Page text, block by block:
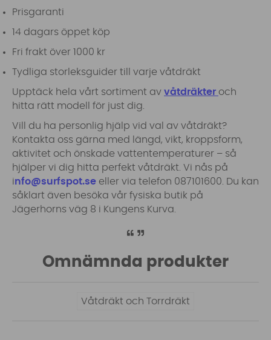
Prisgaranti
14 dagars öppet köp
Fri frakt över 1000 kr
Tydliga storleksguider till varje våtdräkt
Upptäck hela vårt sortiment av våtdräkter och
hitta rätt modell för just dig.
Vill du ha personlig hjälp vid val av våtdräkt?
Kontakta oss gärna med längd, vikt, kroppsform,
aktivitet och önskade vattentemperaturer – så
hjälper vi dig hitta perfekt våtdräkt. Vi nås på
info@surfspot.se eller via telefon 087101600. Du kan
såklart även besöka vår fysiska butik på
Jägerhorns väg 8 i Kungens Kurva.
Omnämnda produkter
Våtdräkt och Torrdräkt